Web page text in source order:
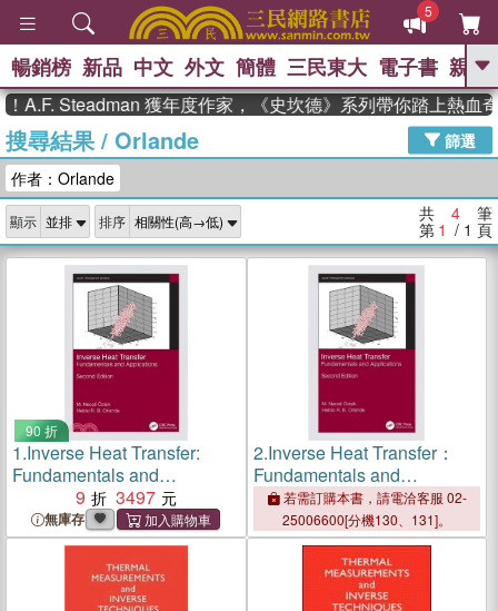
5
GO
高希均教授回憶錄
、 The Odyssey 、 父親節 、 如果歷
獎 臺灣漫遊錄 、 方念華 、 台灣的李
登輝時代
數學女孩：黎曼猜想 、
偉大的迷走神經
暢銷榜 新品 中文 外文 簡體 三民東大 電子書 親子
A.F. Steadman 獲年度作家，《史坎德》系列帶你踏上熱血
搜尋結果/ Orlande
篩選
作者：Orlande
顯示 排序 共 4 筆
第 1 / 1 頁
90 折
1.Inverse Heat Transfer:
Fundamentals and
Applications
9 3497
無庫存
2.Inverse Heat Transfer：
Fundamentals and
Applications
若需訂購本書，請電洽客服 02-
25006600[分機130、131]。